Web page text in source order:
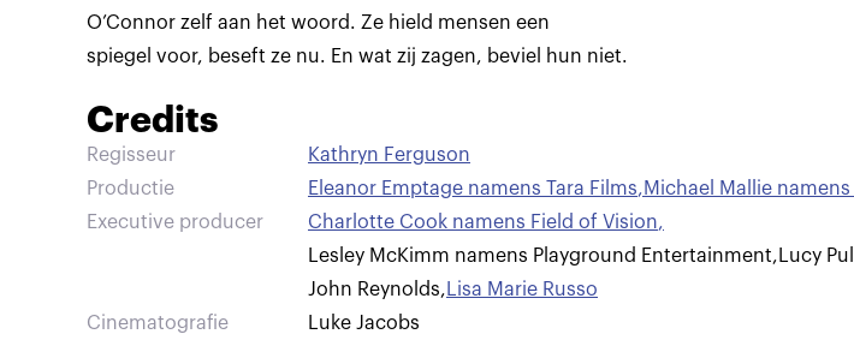
O’Connor zelf aan het woord. Ze hield mensen een
spiegel voor, beseft ze nu. En wat zij zagen, beviel hun niet.
Credits
Regisseur
Kathryn Ferguson
Productie
Eleanor Emptage namens Tara Films,Michael Mallie namens
Executive producer
Charlotte Cook namens Field of Vision,
Lesley McKimm namens Playground Entertainment, Lucy
John Reynolds, Lisa Marie Russo
Cinematografie
Luke Jacobs